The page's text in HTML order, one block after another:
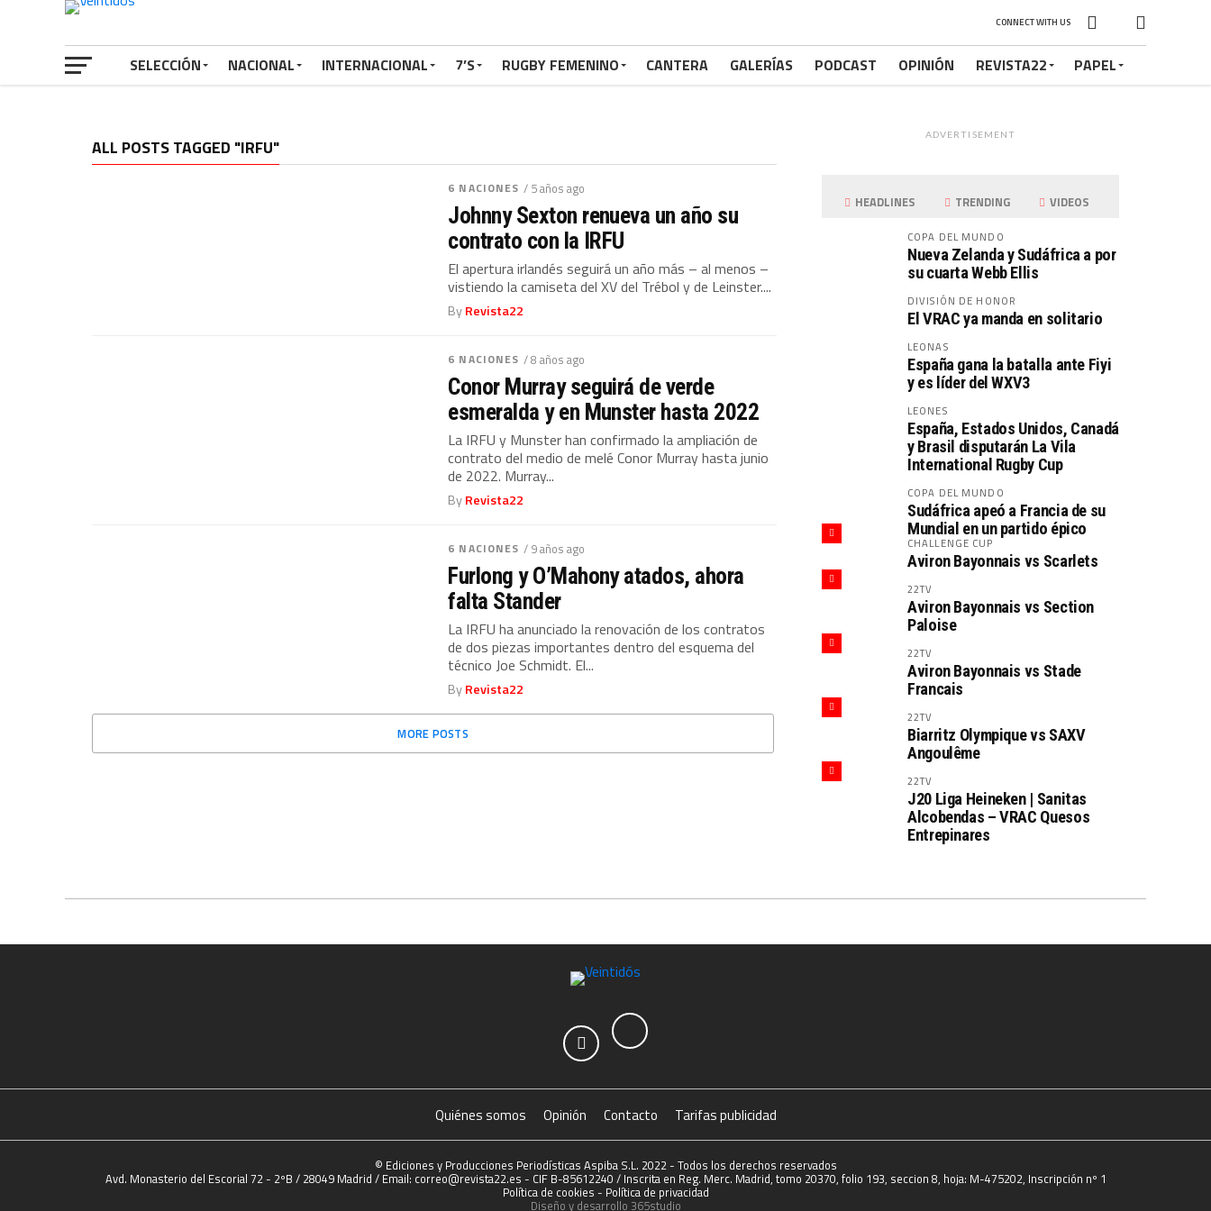
CONNECT WITH US
SELECCIÓN NACIONAL INTERNACIONAL 7’S RUGBY FEMENINO CANTERA GALERÍAS PODCAST OPINIÓN REVISTA22 PAPEL
ALL POSTS TAGGED "IRFU"
6 NACIONES / 5 años ago
Johnny Sexton renueva un año su
contrato con la IRFU
El apertura irlandés seguirá un año más – al menos –
vistiendo la camiseta del XV del Trébol y de Leinster....
ByRevista22
6 NACIONES / 8 años ago
Conor Murray seguirá de verde
esmeralda y en Munster hasta 2022
La IRFU y Munster han confirmado la ampliación de
contrato del medio de melé Conor Murray hasta junio
de 2022. Murray...
ByRevista22
6 NACIONES / 9 años ago
Furlong y O’Mahony atados, ahora
falta Stander
La IRFU ha anunciado la renovación de los contratos
de dos piezas importantes dentro del esquema del
técnico Joe Schmidt. El...
ByRevista22
MORE POSTS
ADVERTISEMENT
HEADLINES TRENDING VIDEOS
COPA DEL MUNDO
Nueva Zelanda y Sudáfrica a por
su cuarta Webb Ellis
DIVISIÓN DE HONOR
El VRAC ya manda en solitario
LEONAS
España gana la batalla ante Fiyi
y es líder del WXV3
LEONES
España, Estados Unidos, Canadá
y Brasil disputarán La Vila
International Rugby Cup
COPA DEL MUNDO
Sudáfrica apeó a Francia de su
Mundial en un partido épico
CHALLENGE CUP
Aviron Bayonnais vs Scarlets
22TV
Aviron Bayonnais vs Section
Paloise
22TV
Aviron Bayonnais vs Stade
Francais
22TV
Biarritz Olympique vs SAXV
Angoulême
22TV
J20 Liga Heineken | Sanitas
Alcobendas – VRAC Quesos
Entrepinares
Quiénes somos Opinión Contacto Tarifas publicidad
© Ediciones y Producciones Periodísticas Aspiba S.L. 2022 - Todos los derechos reservados
Avd. Monasterio del Escorial 72 - 2ºB / 28049 Madrid / Email: correo@revista22.es - CIF B-85612240 / Inscrita en Reg. Merc. Madrid, tomo 20370, folio 193, seccion 8, hoja: M-475202, Inscripción nº 1
Política de cookies - Política de privacidad
Diseño y desarrollo 365studio